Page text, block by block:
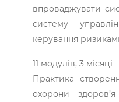
впроваджувати
систему
керування
11 модулів, 3 місяці
Практика
охорони